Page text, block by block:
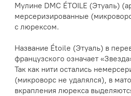
Мулине DMC ÉTOILE (Этуаль)
мерсеризированные
с люрексом.
Название Étoile (Этуаль) в
французского означает
Так как нити остались
(микроворс не удалялся), в
вкрапления люрекса